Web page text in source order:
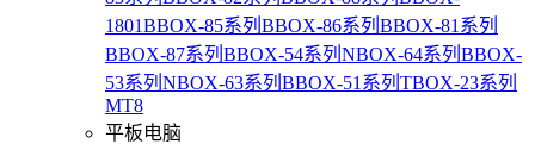
1801BBOX-85系列 BBOX-86系列 BBOX-81系列
BBOX-87系列 BBOX-54系列 NBOX-64系列 BBOX-
53系列 NBOX-63系列 BBOX-51系列 TBOX-23系列
MT8
平板电脑